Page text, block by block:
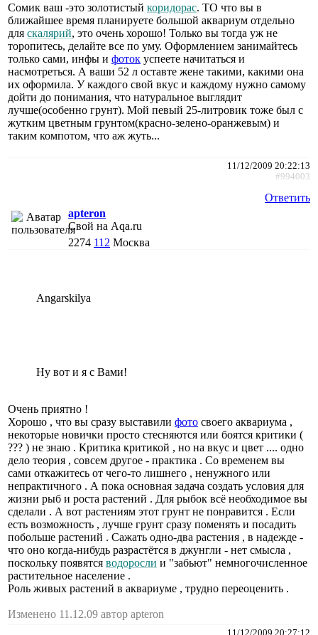
Сомик ваш -это золотистый коридорас. ТО что вы в
ближайшее время планируете большой аквариум отдельно
для скалярий, это очень хорошо! Только вы тогда уж не
торопитесь, делайте все по уму. Оформлением занимайтесь
только сами, инфы и фоток успеете начитаться и
насмотреться. А ваши 52 л оставте жене такими, какими она
их оформила. У каждого свой вкус и каждому нужно самому
дойти до понимания, что натуральное выглядит
лучше(особенно грунт). Мой певый 25-литровик тоже был с
жутким цветным грунтом(красно-зелено-оранжевым) и
таким компотом, что аж жуть...
11/12/2009 20:22:13
#994003
Ответить
apteron
Свой на Aqa.ru
2274 112 Москва
Angarskilya
Ну вот и я с Вами!
Очень приятно !
Хорошо , что вы сразу выставили фото своего аквариума ,
некоторые новички просто стесняются или боятся критики (
??? ) не знаю . Критика критикой , но на вкус и цвет .... одно
дело теория , совсем другое - практика . Со временем вы
сами откажитесь от чего-то лишнего , ненужного или
непрактичного . А пока основная задача создать условия для
жизни рыб и роста растений . Для рыбок всё необходимое вы
сделали . А вот растениям этот грунт не понравится . Если
есть возможность , лучше грунт сразу поменять и посадить
побольше растений . Сажать одно-два растения , в надежде -
что оно когда-нибудь разрастётся в джунгли - нет смысла ,
поскольку появятся водоросли и "забьют" немногочисленное
растительное население .
Роль живых растений в аквариуме , трудно переоценить .
Изменено 11.12.09 автор apteron
11/12/2009 20:27:12